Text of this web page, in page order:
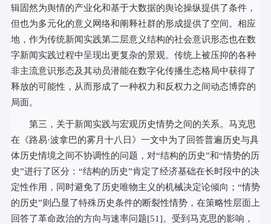
辑固然为舆情的产业化和基于大数据的舆论操纵提供了条件，
但也为多元化的意义网络和阐释社群的形成提供了空间。相应
地，作为传统新闻实践第二层意义结构的社会意识形态也在数
字新闻实践过程中呈现出更复杂的景观。传统上被压抑的各种
非主流意识形态及其动员潜能在数字化传播生态格局中获得了
释放的可能性，从而形成了一种权力和反权力之间动态博弈的
局面。
第三，关于新闻实践与宏观历史情势之间的关系。马克思
在《路易·波拿巴的雾月十八日》一文中为了回答普遍历史与具
体历史情境之间不协调性的问题，对“结构的历史”和“情势的历
史”进行了区分：“结构的历史”肯定了经济基础在长时段中的决
定性作用，同时避免了历史唯物主义的机械决定论倾向；“情势
的历史”则凸显了特殊历史条件的断裂性情势，在策略性层面上
回答了革命政治的方向与速率问题[51]。受到马克思的影响，